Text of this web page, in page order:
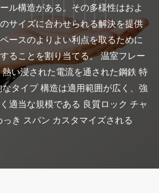
ル構造がある。その多様性はおよ
サイズに合わせられる解決を提供
ースのよりよい利点を取るために
ることを割り当てる。 温室フレー
い浸された電流を通された鋼鉄 特
タイプ 構造は適用範囲が広く、強
適当な規模である 良質ロック チャ
き スパン カスタマイズされる